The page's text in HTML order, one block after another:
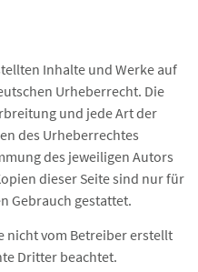
Inhalte und Werke auf
Urheberrecht. Die
und jede Art der
des Urheberrechtes
des jeweiligen Autors
dieser Seite sind nur für
Gebrauch gestattet.
nicht vom Betreiber erstellt
Dritter beachtet.